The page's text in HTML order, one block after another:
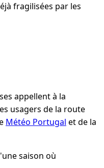
fragilisées par les
appellent à la
usagers de la route
Météo Portugal et de la
saison où